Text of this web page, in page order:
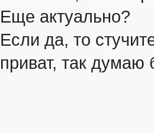
Еще актуально?
Если да, то
приват, так думаю